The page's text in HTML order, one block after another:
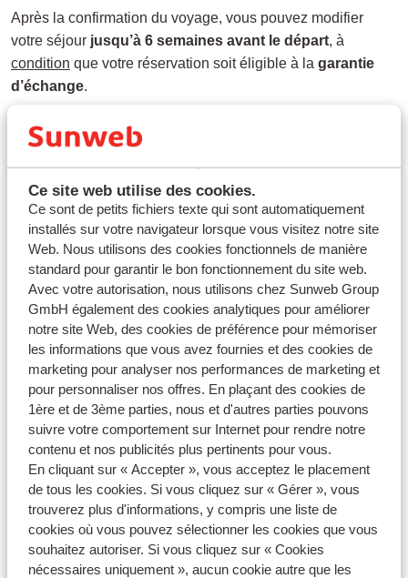
Ce site web utilise des cookies.
Ce sont de petits fichiers texte qui sont automatiquement
installés sur votre navigateur lorsque vous visitez notre site
Web. Nous utilisons des cookies fonctionnels de manière
standard pour garantir le bon fonctionnement du site web.
Avec votre autorisation, nous utilisons chez Sunweb Group
GmbH également des cookies analytiques pour améliorer
notre site Web, des cookies de préférence pour mémoriser
les informations que vous avez fournies et des cookies de
marketing pour analyser nos performances de marketing et
pour personnaliser nos offres. En plaçant des cookies de
1ère et de 3ème parties, nous et d'autres parties pouvons
suivre votre comportement sur Internet pour rendre notre
contenu et nos publicités plus pertinents pour vous.
En cliquant sur « Accepter », vous acceptez le placement
de tous les cookies. Si vous cliquez sur « Gérer », vous
trouverez plus d'informations, y compris une liste de
cookies où vous pouvez sélectionner les cookies que vous
souhaitez autoriser. Si vous cliquez sur « Cookies
nécessaires uniquement », aucun cookie autre que les
Après la confirmation du voyage, vous pouvez modifier
votre séjour jusqu’à 6 semaines avant le départ, à
condition que votre réservation soit éligible à la garantie
d’échange.
séjour ou la date de départ
auxconditions de voyage.
Seul le titulaire de la réservation peut effectuer ces
modifications.
Si vous êtes le titulaire et souhaitez modifier votre
réservation, veuilleznous contacter. Nous effectuerons un
calcul des frais
, sur la base duquel vous pourrez décider si
vous souhaitez procéder à la modification.
Questions sur le même sujet
Quelle est la valeur des frais pratiquée si vous annulez
votre séjour ?
Comment annuler votre réservation ?
Comment annuler un ou plusieurs participants de votre